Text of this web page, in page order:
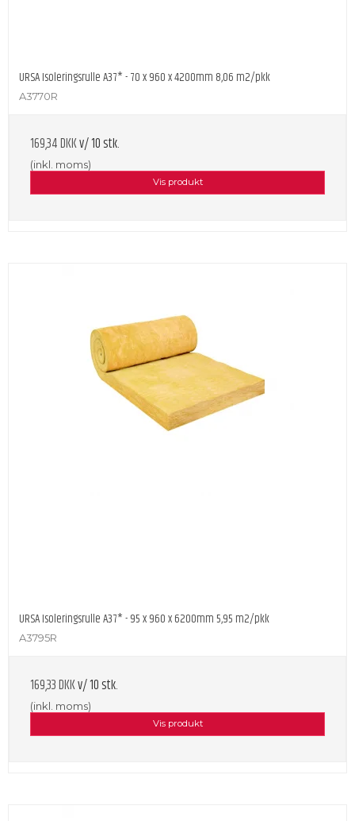
URSA Isoleringsrulle A37* - 70 x 960 x 4200mm 8,06 m2/pkk
A3770R
169,34 DKKv/ 10 stk.
(inkl. moms)
Vis produkt
URSA Isoleringsrulle A37* - 95 x 960 x 6200mm 5,95 m2/pkk
A3795R
169,33 DKKv/ 10 stk.
(inkl. moms)
Vis produkt